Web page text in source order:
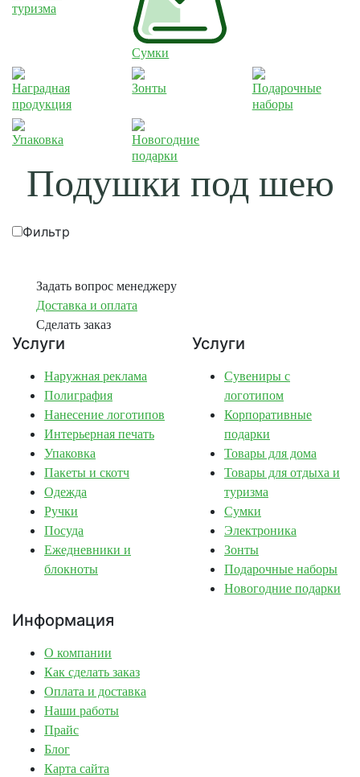
туризма
Сумки
Наградная
продукция
Зонты
Подарочные
наборы
Упаковка
Новогодние
подарки
Подушки под шею
Фильтр
Задать вопрос менеджеру
Доставка и оплата
Сделать заказ
Услуги
Наружная реклама
Полиграфия
Нанесение логотипов
Интерьерная печать
Упаковка
Пакеты и скотч
Одежда
Ручки
Посуда
Ежедневники и
блокноты
Услуги
Сувениры с
логотипом
Корпоративные
подарки
Товары для дома
Товары для отдыха и
туризма
Сумки
Электроника
Зонты
Подарочные наборы
Новогодние подарки
Информация
О компании
Как сделать заказ
Оплата и доставка
Наши работы
Прайс
Блог
Карта сайта